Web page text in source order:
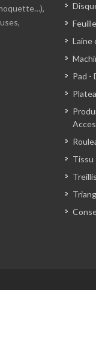
Feuille
Laine
Pad -